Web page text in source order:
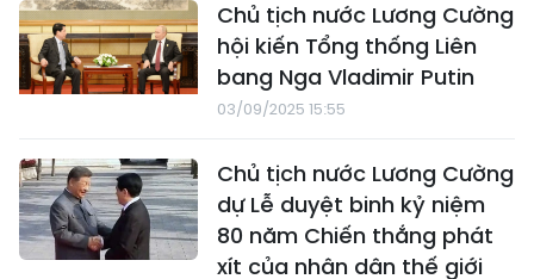
Chủ tịch nước Lương Cường
hội kiến Tổng thống Liên
bang Nga Vladimir Putin
03/09/2025 15:55
Chủ tịch nước Lương Cường
dự Lễ duyệt binh kỷ niệm
80 năm Chiến thắng phát
xít của nhân dân thế giới